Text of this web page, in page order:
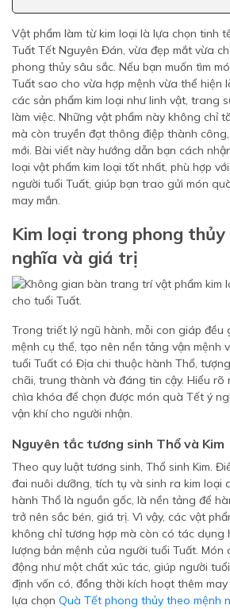
Vật phẩm làm từ kim loại là lựa chọn tinh
Tuất Tết Nguyên Đán, vừa đẹp mắt vừa
phong thủy sâu sắc. Nếu bạn muốn tìm
Tuất sao cho vừa hợp mệnh vừa thể hiện
các sản phẩm kim loại như linh vật, trang
làm việc. Những vật phẩm này không chỉ
mà còn truyền đạt thông điệp thành
mới. Bài viết này hướng dẫn bạn cách
loại vật phẩm kim loại tốt nhất, phù hợp
người tuổi Tuất, giúp bạn trao gửi món
may mắn.
Kim loại trong phong
nghĩa và giá trị
Trong triết lý ngũ hành, mỗi con giáp đều
mệnh cụ thể, tạo nên nền tảng vận mệnh
tuổi Tuất có Địa chi thuộc hành Thổ,
chãi, trung thành và đáng tin cậy. Hiểu rõ
chìa khóa để chọn được món quà Tết ý
vận khí cho người nhận.
Nguyên tắc tương sinh Thổ và Kim
Theo quy luật tương sinh, Thổ sinh Kim.
đai nuôi dưỡng, tích tụ và sinh ra kim loại
hành Thổ là nguồn gốc, là nền tảng để
trở nên sắc bén, giá trị. Vì vậy, các vật
không chỉ tương hợp mà còn có tác dụng
lượng bản mệnh của người tuổi Tuất. Món
động như một chất xúc tác, giúp người
định vốn có, đồng thời kích hoạt thêm
lựa chọn Quà Tết phong thủy theo mệnh